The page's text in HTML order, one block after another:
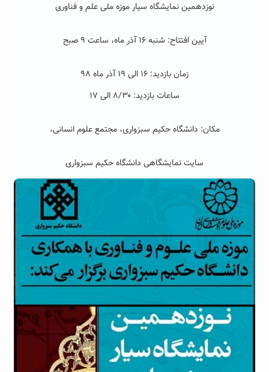
نوزدهمین نمایشگاه سیار موزه ملی علم و فناوری
آیین افتتاح: شنبه ۱۶ آذر ماه، ساعت ۹ صبح
زمان بازدید: ۱۶ الی ۱۹ آذر ماه ۹۸
ساعات بازدید: ۸/۳۰ الی ۱۷
مکان: دانشگاه حکیم سبزواری، مجتمع علوم انسانی،
سایت نمایشگاهی دانشگاه حکیم سبزواری